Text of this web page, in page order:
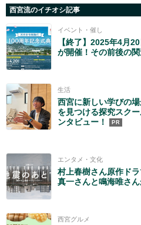
西宮流のイチオシ記事
イベント・催し
【終了】2025年4月
が開催！その前後の
生活
西宮に新しい学びの
を見つける探究スク
ンタビュー！
PR
エンタメ・文化
村上春樹さん原作ド
真一さんと鳴海唯さ
西宮グルメ